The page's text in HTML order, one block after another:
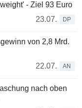
- Ziel 93 Euro
23.07.
DP
von 2,8 Mrd.
22.07.
AN
nach oben